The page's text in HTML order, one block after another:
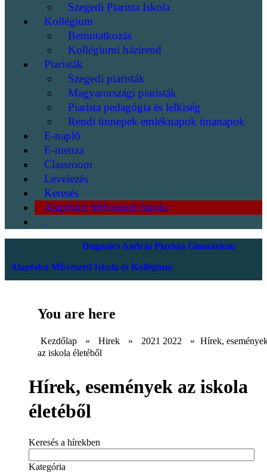
Szegedi Piarista Iskola
Kollégium
Bemutatkozás
Kollégiumi házirend
Piaristák
Szegedi piaristák
Magyarországi piaristák
Piarista pedagógia és lelkiség
Rendi ünnepek emléknapok imanapok
E-napló
E-menza
Classroom
Levelezés
Keresés
Alapfokú Művészeti Iskola
.
Dugonics András Piarista Gimnázium
Alapfokú Művészeti Iskola és Kollégium
You are here
Kezdőlap » Hirek » 2021 2022 » Hírek,
az iskola életéből
Hírek, események az iskola
életéből
Keresés a hírekben
Kategória